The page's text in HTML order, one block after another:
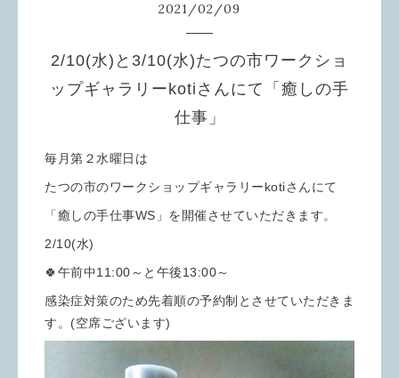
2021/02/09
2/10(水)と3/10(水)たつの市ワークショ
ップギャラリーkotiさんにて「癒しの手
仕事」
毎月第２水曜日は
たつの市のワークショップギャラリーkotiさんにて
「癒しの手仕事WS」を開催させていただきます。
2/10(水)
🍀午前中11:00～と午後13:00～
感染症対策のため先着順の予約制とさせていただきま
す。(空席ございます)